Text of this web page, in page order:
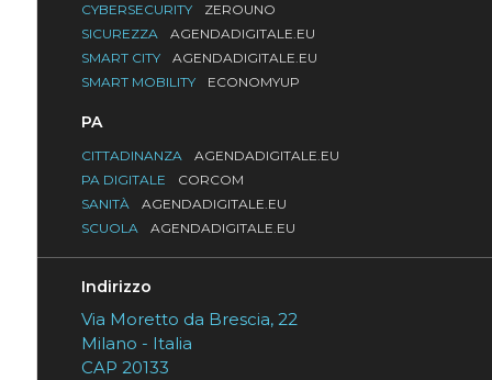
CYBERSECURITY
ZEROUNO
SICUREZZA
AGENDADIGITALE.EU
SMART CITY
AGENDADIGITALE.EU
SMART MOBILITY
ECONOMYUP
PA
CITTADINANZA
AGENDADIGITALE.EU
PA DIGITALE
CORCOM
SANITÀ
AGENDADIGITALE.EU
SCUOLA
AGENDADIGITALE.EU
Indirizzo
Via Moretto da Brescia, 22
Milano - Italia
CAP 20133